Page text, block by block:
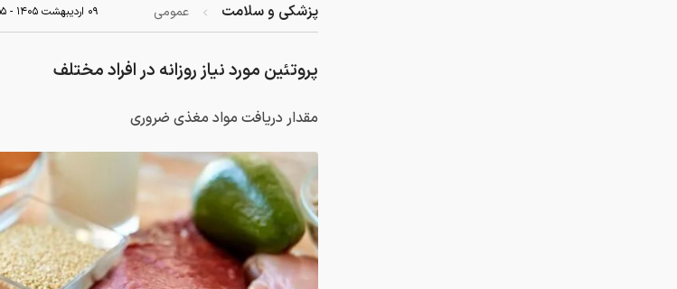
پزشکی و سلامت عمومی ۰۹ ارديبهشت ۱۴۰۵ - ۱۰:۵۵
پروتئین مورد نیاز روزانه در افراد مختلف
مقدار دریافت مواد مغذی ضروری